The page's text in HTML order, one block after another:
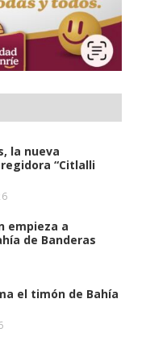
la nueva
“Citlalli
empieza a
de Banderas
el timón de Bahía